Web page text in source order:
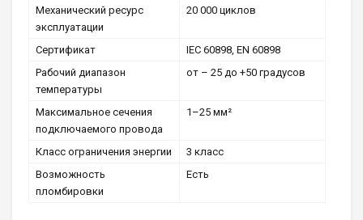
Механический ресурс
эксплуатации
20 000 циклов
Сертификат
IEC 60898, EN 60898
Рабочий диапазон
температуры
от – 25 до +50 градусов
Максимальное сечения
подключаемого провода
1–25 мм²
Класс ограничения энергии
3 класс
Возможность
пломбировки
Есть